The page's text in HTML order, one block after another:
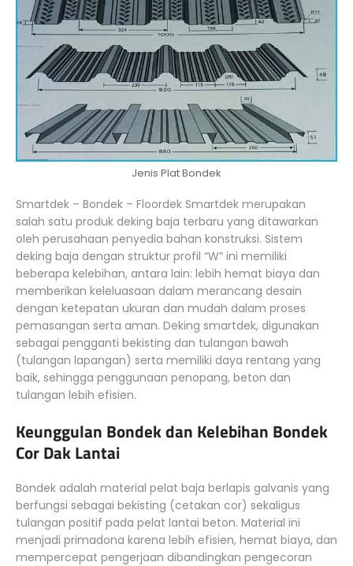
Jenis Plat Bondek
Smartdek – Bondek – Floordek Smartdek merupakan
salah satu produk deking baja terbaru yang ditawarkan
oleh perusahaan penyedia bahan konstruksi. Sistem
deking baja dengan struktur profil “W” ini memiliki
beberapa kelebihan, antara lain: lebih hemat biaya dan
memberikan keleluasaan dalam merancang desain
dengan ketepatan ukuran dan mudah dalam proses
pemasangan serta aman. Deking smartdek, digunakan
sebagai pengganti bekisting dan tulangan bawah
(tulangan lapangan) serta memiliki daya rentang yang
baik, sehingga penggunaan penopang, beton dan
tulangan lebih efisien.
Keunggulan Bondek dan Kelebihan Bondek
Cor Dak Lantai
Bondek adalah material pelat baja berlapis galvanis yang
berfungsi sebagai bekisting (cetakan cor) sekaligus
tulangan positif pada pelat lantai beton. Material ini
menjadi primadona karena lebih efisien, hemat biaya, dan
mempercepat pengerjaan dibandingkan pengecoran